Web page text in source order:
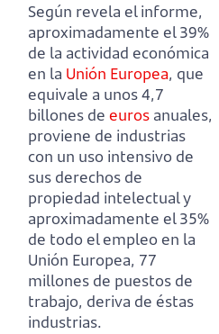
Según revela el informe,
aproximadamente el 39%
de la actividad económica
en la Unión Europea, que
equivale a unos 4,7
billones de euros anuales,
proviene de industrias
con un uso intensivo de
sus derechos de
propiedad intelectual y
aproximadamente el 35%
de todo el empleo en la
Unión Europea, 77
millones de puestos de
trabajo, deriva de éstas
industrias.